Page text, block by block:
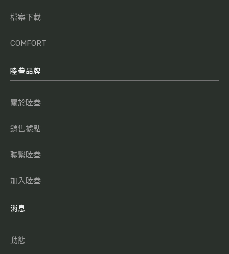
檔案下載
COMFORT
睦叁品牌
關於睦叁
銷售據點
聯繫睦叁
加入睦叁
消息
動態